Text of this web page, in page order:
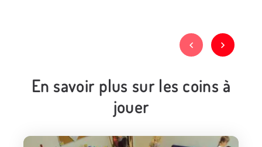
En savoir plus sur les coins à
jouer